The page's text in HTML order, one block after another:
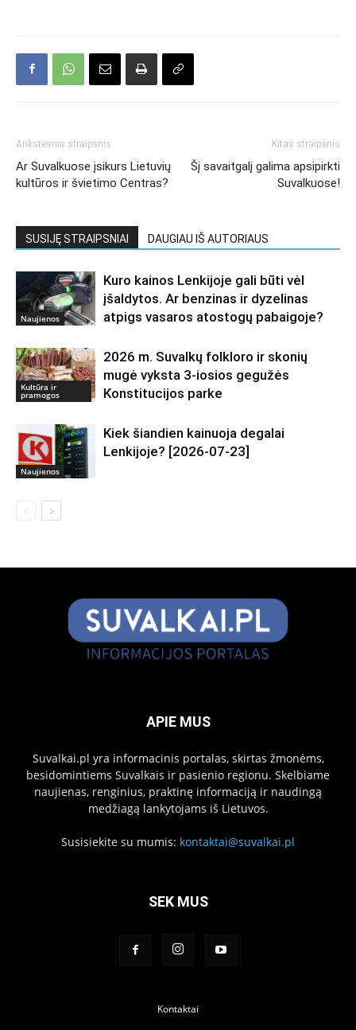
Ankstesnis straipsnis
Ar Suvalkuose įsikurs Lietuvių
kultūros ir švietimo Centras?
Kitas straipsnis
Šį savaitgalį galima apsipirkti
Suvalkuose!
SUSIJĘ STRAIPSNIAI DAUGIAU IŠ AUTORIAUS
Naujienos
Kuro kainos Lenkijoje gali būti vėl
įšaldytos. Ar benzinas ir dyzelinas
atpigs vasaros atostogų pabaigoje?
Kultūra ir
pramogos
2026 m. Suvalkų folkloro ir skonių
mugė vyksta 3-iosios gegužės
Konstitucijos parke
Naujienos
Kiek šiandien kainuoja degalai
Lenkijoje? [2026-07-23]
APIE MUS
Suvalkai.pl yra informacinis portalas, skirtas žmonėms,
besidomintiems Suvalkais ir pasienio regionu. Skelbiame
naujienas, renginius, praktinę informaciją ir naudingą
medžiagą lankytojams iš Lietuvos.
Susisiekite su mumis: kontaktai@suvalkai.pl
SEK MUS
Kontaktai